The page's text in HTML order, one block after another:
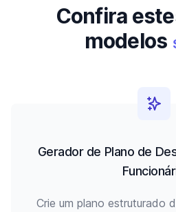
Confira
modelos
Gerador de Plano de
Crie um plano estruturado